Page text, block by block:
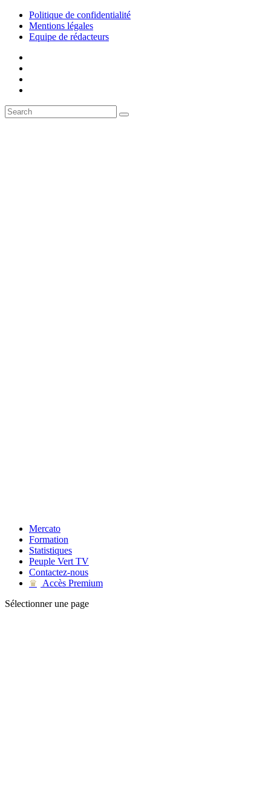
Politique de confidentialité
Mentions légales
Equipe de rédacteurs
Mercato
Formation
Statistiques
Peuple Vert TV
Contactez-nous
♛
Accès Premium
Sélectionner une page